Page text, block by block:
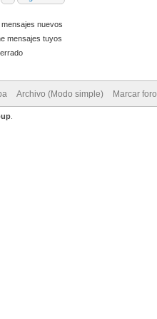
mensajes nuevos
mensajes tuyos
Archivo (Modo simple) Marcar